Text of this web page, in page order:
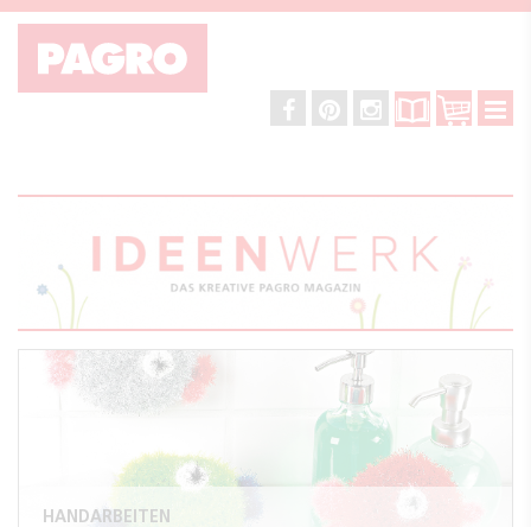
HANDARBEITEN